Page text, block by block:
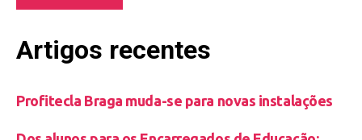
Artigos recentes
Profitecla Braga muda-se para novas instalações